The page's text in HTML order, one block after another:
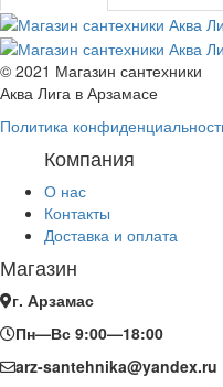
© 2021 Магазин сантехники
Аква Лига в Арзамасе
Политика
Компания
О нас
Контакты
Доставка и оплата
Магазин
г. Арзамас
Пн—Вс 9:00—18:00
arz-santehnika@yandex.ru